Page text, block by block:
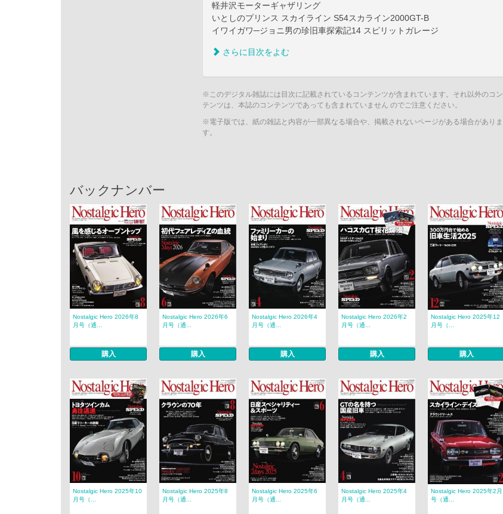
軽井沢モーターギャザリング
いとしのプリンス スカイライン S54スカライン2000GT-B
イワイガワ─ジョニ男の珍旧車探索記14 スピリットガレージ
さらに目次をよむ
※このデジタル雑誌には目次に記載されているコンテンツが含まれています。それ以外のコン
テンツは、本誌のコンテンツであっても含まれていません のでご注意ください。
※電子版では、紙の雑誌と内容が一部異なる場合や、掲載されないページがある場合がありま
す。
バックナンバー
Nostalgic Hero 2026年8
月号（通...
購入
Nostalgic Hero 2026年6
月号（通...
購入
Nostalgic Hero 2026年4
月号（通...
購入
Nostalgic Hero 2026年2
月号（通...
購入
Nostalgic Hero 2025年12
月号（...
購入
Nostalgic Hero 2025年10
月号（...
Nostalgic Hero 2025年8
月号（通...
Nostalgic Hero 2025年6
月号（通...
Nostalgic Hero 2025年4
月号（通...
Nostalgic Hero 2025年2月
号（通...